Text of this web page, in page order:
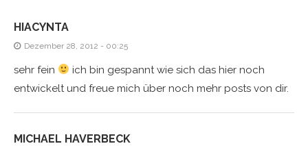
HIACYNTA
Dezember 28, 2012 - 00:25
sehr fein
ich bin gespannt wie sich das hier noch
entwickelt und freue mich über noch mehr posts von dir.
MICHAEL HAVERBECK